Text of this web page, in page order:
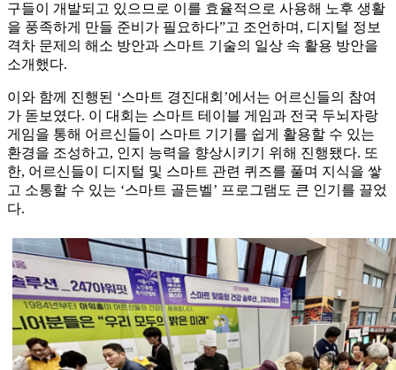
구들이 개발되고 있으므로 이를 효율적으로 사용해 노후 생활
을 풍족하게 만들 준비가 필요하다”고 조언하며, 디지털 정보
격차 문제의 해소 방안과 스마트 기술의 일상 속 활용 방안을
소개했다.
이와 함께 진행된 ‘스마트 경진대회’에서는 어르신들의 참여
가 돋보였다. 이 대회는 스마트 테이블 게임과 전국 두뇌자랑
게임을 통해 어르신들이 스마트 기기를 쉽게 활용할 수 있는
환경을 조성하고, 인지 능력을 향상시키기 위해 진행됐다. 또
한, 어르신들이 디지털 및 스마트 관련 퀴즈를 풀며 지식을 쌓
고 소통할 수 있는 ‘스마트 골든벨’ 프로그램도 큰 인기를 끌었
다.